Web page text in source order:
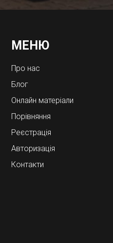
МЕНЮ
Про нас
Блог
Онлайн матеріали
Порівняння
Реєстрація
Авторизація
Контакти